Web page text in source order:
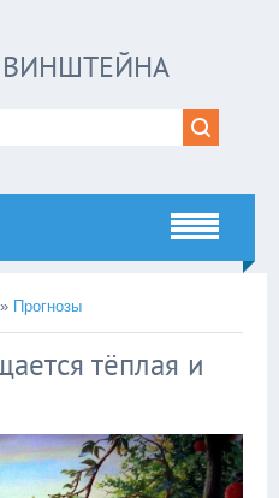
ВИНШТЕЙНА
» Прогнозы
тёплая и